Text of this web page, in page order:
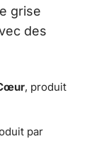
grise
des
, produit
par